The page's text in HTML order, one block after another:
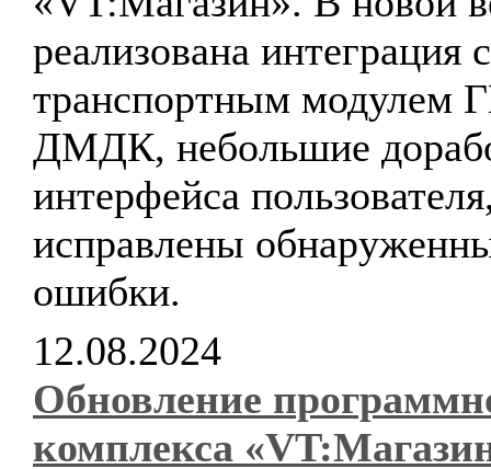
реализована интеграция с
транспортным модулем
ДМДК, небольшие
интерфейса
исправлены
ошибки.
12.08.2024
Обновление
комплекса